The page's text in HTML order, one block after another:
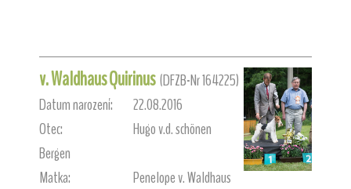
v. Waldhaus Quirinus (DFZB-Nr 164225)
Datum narození:
22.08.2016
Otec:
Hugo v.d. schönen
Bergen
Matka:
Penelope v. Waldhaus